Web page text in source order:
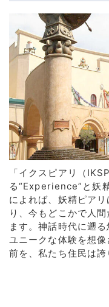
「イクスピアリ（
る“Experience”と妖
によれば、妖精ピア
り、今もどこかで人
ます。神話時代に遡
ユニークな体験を想
前を、私たち住民は誇